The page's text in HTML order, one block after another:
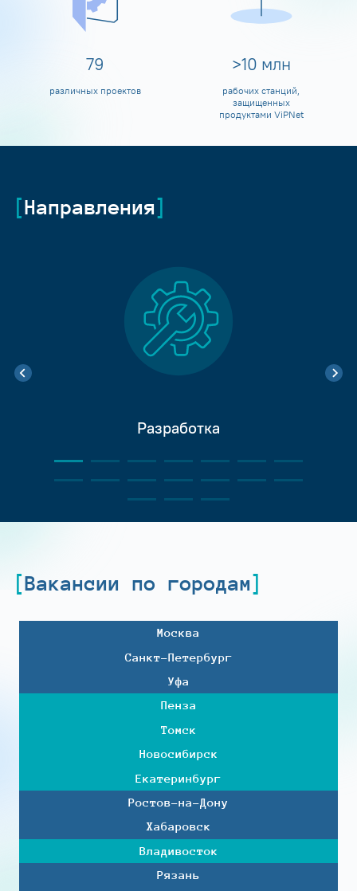
80
различных проектов
>10 млн
рабочих станций,
защищенных
продуктами ViPNet
Направления
Разработка
Вакансии по городам
Москва
Санкт-Петербург
Уфа
Пенза
Томск
Новосибирск
Екатеринбург
Ростов-на-Дону
Хабаровск
Владивосток
Рязань